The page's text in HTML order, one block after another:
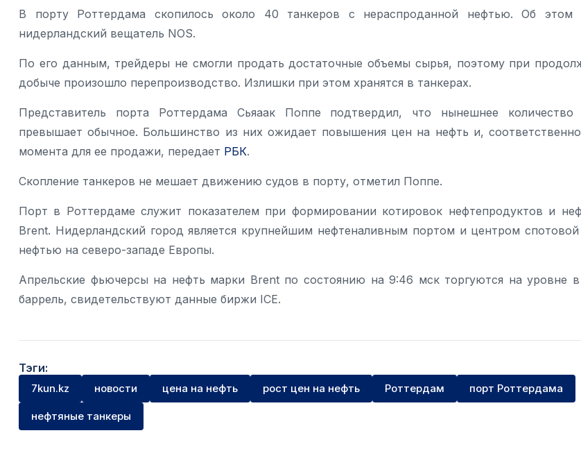
В порту Роттердама скопилось около 40 танкеров с нераспроданной нефтью. Об этом
нидерландский вещатель NOS.
По его данным, трейдеры не смогли продать достаточные объемы сырья, поэтому при
добыче произошло перепроизводство. Излишки при этом хранятся в танкерах.
Представитель порта Роттердама Сьяаак Поппе подтвердил, что нынешнее количество
превышает обычное. Большинство из них ожидает повышения цен на нефть и,
момента для ее продажи, передает РБК.
Скопление танкеров не мешает движению судов в порту, отметил Поппе.
Порт в Роттердаме служит показателем при формировании котировок нефтепродуктов и
Brent. Нидерландский город является крупнейшим нефтеналивным портом и центром спотовой
нефтью на северо-западе Европы.
Апрельские фьючерсы на нефть марки Brent по состоянию на 9:46 мск торгуются на уровне в
баррель, свидетельствуют данные биржи ICE.
Тэги:
7kun.kz новости цена на нефть рост цен на нефть Роттердам порт Роттердама
нефтяные танкеры